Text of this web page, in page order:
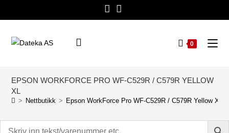
0
EPSON WORKFORCE PRO WF-C529R / C579R YELLOW
XL
> Nettbutikk > Epson WorkForce Pro WF-C529R / C579R Yellow XL